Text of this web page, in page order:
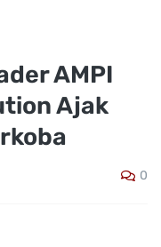
AMPI
Ajak
0